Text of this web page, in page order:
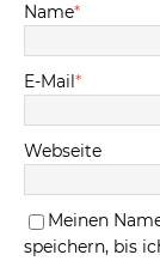
Name*
E-Mail*
Webseite
Meinen
speichern, bis